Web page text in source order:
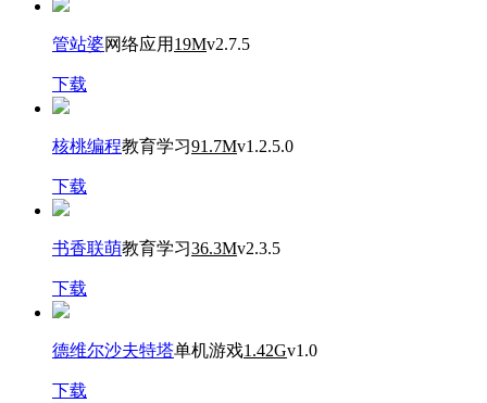
管站婆网络应用 19Mv2.7.5
下载
核桃编程教育学习91.7Mv1.2.5.0
下载
书香联萌教育学习36.3Mv2.3.5
下载
德维尔沙夫特塔单机游戏1.42Gv1.0
下载